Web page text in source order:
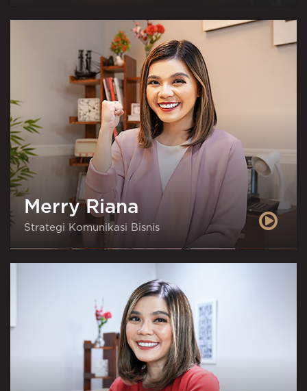
Merry Riana
Strategi Komunikasi Bisnis